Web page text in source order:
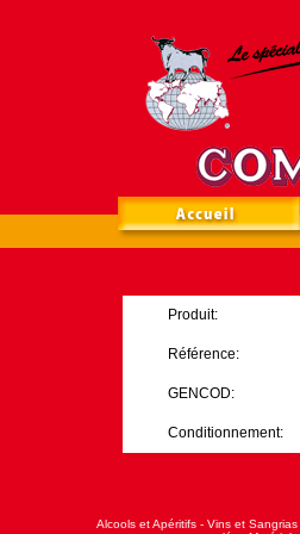
Produit:
Référence:
GENCOD:
Conditionnement:
Alcools et Apéritifs - Vins et Sangrias